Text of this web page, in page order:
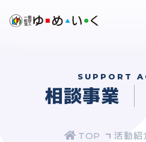
SUPPORT
相談事業
活動紹